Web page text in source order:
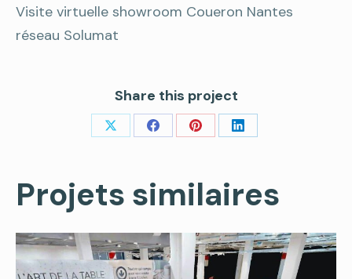
Visite virtuelle showroom Coueron Nantes
réseau Solumat
Share this project
Share Share
Facebook
Share
Pinterest
Share
Projets similaires